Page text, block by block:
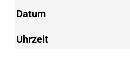
Datum
Uhrzeit